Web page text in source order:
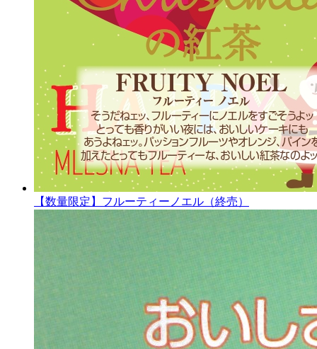
【数量限定】フルーティーノエル（終売）